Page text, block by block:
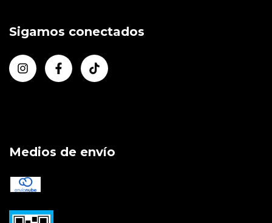
Sigamos conectados
Medios de envío